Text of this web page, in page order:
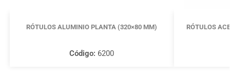
RÓTULOS ALUMINIO PLANTA (320×80 MM)
Código: 6200
RÓTULOS